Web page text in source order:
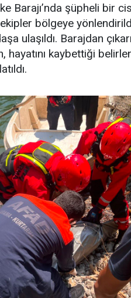
Barajı’nda şüpheli bir
bölgeye
ulaşıldı. Barajdan
hayatını kaybettiği